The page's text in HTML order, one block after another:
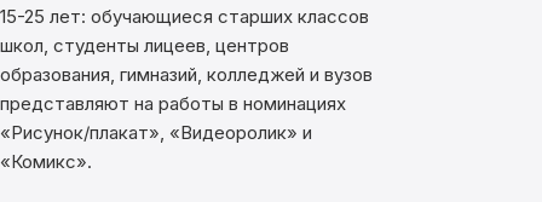
15-25 лет: обучающиеся старших классов
школ, студенты лицеев, центров
образования, гимназий, колледжей и вузов
представляют на работы в номинациях
«Рисунок/плакат», «Видеоролик» и
«Комикс».